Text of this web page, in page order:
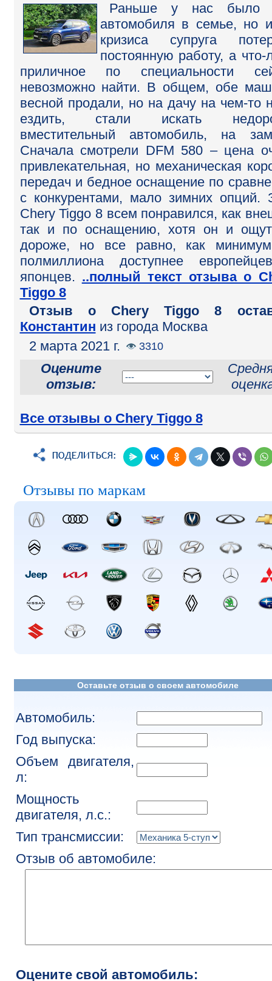
Раньше у нас было
автомобиля в семье, но
кризиса супруга
постоянную работу, а что-
приличное по специальности
невозможно найти. В общем, обе
весной продали, но на дачу на чем-то
ездить, стали искать
вместительный автомобиль, на
Сначала смотрели DFM 580 – цена
привлекательная, но механическая
передач и бедное оснащение по
с конкурентами, мало зимних опций.
Chery Tiggo 8 всем понравился, как
так и по оснащению, хотя он и
дороже, но все равно, как
полмиллиона доступнее
японцев. ..полный текст отзыва о
Tiggo 8
Отзыв o Chery Tiggo 8
Константин из города Москва
2 марта 2021 г.
3310
Оцените
отзыв:
Все отзывы о Chery Tiggo 8
Отзывы по маркам
Оставьте отзыв о своем автомобиле
Автомобиль:
Год выпуска:
Объем двигателя,
л:
Мощность
двигателя, л.с.:
Тип трансмиссии:
Отзыв об автомобиле:
Оцените свой автомобиль: